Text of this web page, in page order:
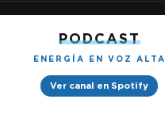
PODCAST
ENERGÍA EN VOZ ALTA
Ver canal en Spotify
privacidad
Petróleo & Energía © 2026